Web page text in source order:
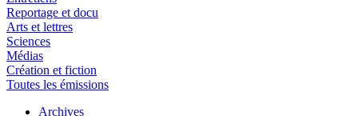
Reportage et docu
Arts et lettres
Sciences
Médias
Création et fiction
Toutes les émissions
Archives